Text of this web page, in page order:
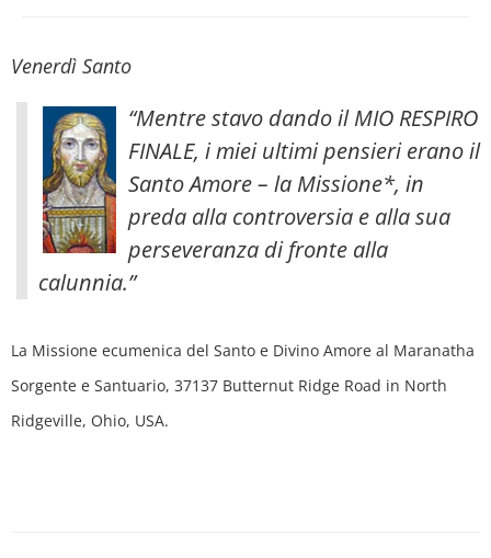
Venerdì Santo
“Mentre stavo dando il MIO RESPIRO
FINALE, i miei ultimi pensieri erano il
Santo Amore – la Missione*, in
preda alla controversia e alla sua
perseveranza di fronte alla
calunnia.”
La Missione ecumenica del Santo e Divino Amore al Maranatha
Sorgente e Santuario, 37137 Butternut Ridge Road in North
Ridgeville, Ohio, USA.